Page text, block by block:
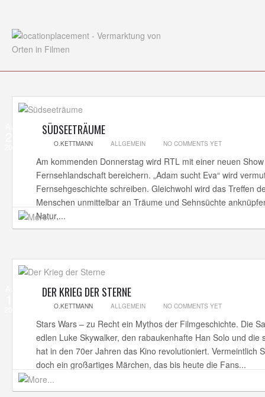
Aug SÜDSEETRÄUME
O.KETTMANN ALLGEMEIN NO COMMENTS YET
Am kommenden Donnerstag wird RTL mit einer neuen
Fernsehlandschaft bereichern. „Adam sucht Eva“ wird
Fernsehgeschichte schreiben. Gleichwohl wird das Treffen
Menschen unmittelbar an Träume und Sehnsüchte
Natur,...
Aug DER KRIEG DER STERNE
O.KETTMANN ALLGEMEIN NO COMMENTS YET
Stars Wars – zu Recht ein Mythos der Filmgeschichte. Die
edlen Luke Skywalker, den rabaukenhafte Han Solo und die
hat in den 70er Jahren das Kino revolutioniert. Vermeintlich
doch ein großartiges Märchen, das bis heute die Fans...